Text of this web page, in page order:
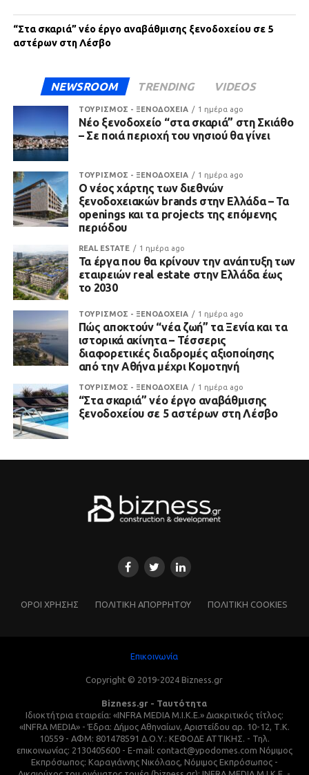
“Στα σκαριά” νέο έργο αναβάθμισης ξενοδοχείου σε 5
αστέρων στη Λέσβο
NEWSROOM TRENDING VIDEOS
ΤΟΥΡΙΣΜΟΣ - ΞΕΝΟΔΟΧΕΙΑ 1 ημέρα ago
Νέο ξενοδοχείο “στα σκαριά” στη Σκιάθο
– Σε ποιά περιοχή του νησιού θα γίνει
ΤΟΥΡΙΣΜΟΣ - ΞΕΝΟΔΟΧΕΙΑ 1 ημέρα ago
Ο νέος χάρτης των διεθνών
ξενοδοχειακών brands στην Ελλάδα – Τα
openings και τα projects της επόμενης
περιόδου
REAL ESTATE 1 ημέρα ago
Τα έργα που θα κρίνουν την ανάπτυξη των
εταιρειών real estate στην Ελλάδα έως
το 2030
ΤΟΥΡΙΣΜΟΣ - ΞΕΝΟΔΟΧΕΙΑ 1 ημέρα ago
Πώς αποκτούν “νέα ζωή” τα Ξενία και τα
ιστορικά ακίνητα – Τέσσερις
διαφορετικές διαδρομές αξιοποίησης
από την Αθήνα μέχρι Κομοτηνή
ΤΟΥΡΙΣΜΟΣ - ΞΕΝΟΔΟΧΕΙΑ 1 ημέρα ago
“Στα σκαριά” νέο έργο αναβάθμισης
ξενοδοχείου σε 5 αστέρων στη Λέσβο
ΌΡΟΙ ΧΡΗΣΗΣ ΠΟΛΙΤΙΚΗ ΑΠΟΡΡΗΤΟΥ ΠΟΛΙΤΙΚΗ COOKIES
Επικοινωνία
Copyright © 2019-2024 Bizness.gr
Bizness.gr - Ταυτότητα
Ιδιοκτήτρια εταιρεία: «INFRA MEDIA M.I.K.E.» Διακριτικός τίτλος:
«INFRA MEDIA» - Έδρα: Δήμος Αθηναίων, Αριστείδου αρ. 10-12, Τ.Κ.
10559 - ΑΦΜ: 801478591 Δ.Ο.Υ.: ΚΕΦΟΔΕ ΑΤΤΙΚΗΣ. - Τηλ.
επικοινωνίας: 2130405600 - E-mail: contact@ypodomes.com Νόμιμος
Εκπρόσωπος: Καραγιάννης Νικόλαος, Νόμιμος Εκπρόσωπος -